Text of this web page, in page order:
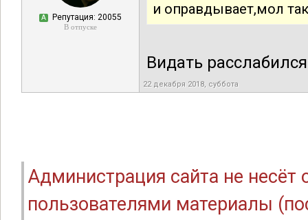
А Репутация: 20055
В отпуске
и оправдывает,мол
Видать
22 декабря 2018, суббота
Администрация сайта не
пользователями материалы